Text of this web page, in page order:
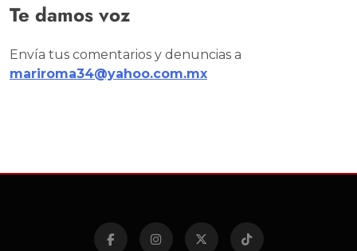
Te damos voz
Envía tus comentarios y denuncias a
mariroma34@yahoo.com.mx